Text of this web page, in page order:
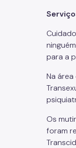
para a
Na
Os
foram